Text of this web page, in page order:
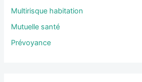
Multirisque habitation
Mutuelle santé
Prévoyance